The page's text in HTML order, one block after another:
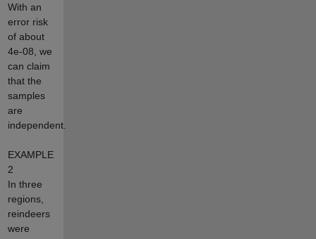
With an
error risk
of about
4e-08, we
can claim
that the
samples
are
independent.
EXAMPLE
2
In three
regions,
reindeers
were